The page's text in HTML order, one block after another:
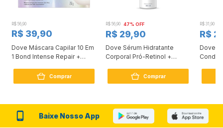
R$ 56,90
R$ 39,90
Dove Máscara Capilar 10 Em
1 Bond Intense Repair +
Comprar
R$ 56,90 47% OFF
R$ 29,90
Dove Sérum Hidratante
Corporal Pró-Retinol +
Comprar
R$ 31,90
R$
Dove
Baixe Nosso App